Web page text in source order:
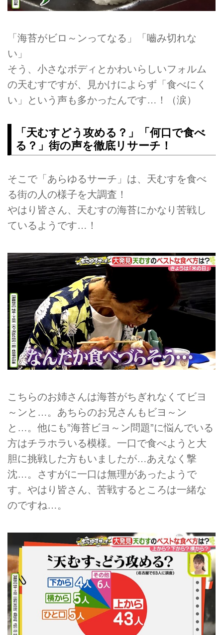
「海苔がビロ～ンってなる」「嚙み切れな
い」
そう、小さなボディとかわいらしいフォルム
の天むすですが、見かけによらず「食べにく
い」という声も多かったんです…！（涙）
「天むすどう攻める？」「何口で食べ
る？」街の声を徹底リサーチ！
そこで「あらゆるサーチ」は、天むすを食べ
る街の人の様子を大調査！
やはり皆さん、天むすの海苔にかなり苦戦し
ているようです…！
こちらのお姉さんは海苔がちぎれなくてビヨ
～ンと…。あちらのお兄さんもビヨ～ン
と…。他にも”海苔ビヨ～ン問題”に悩んでいる
方はチラホラいる模様。一口で食べようと大
胆に挑戦した方もいましたが…あえなく撃
沈…。さすがに一口は無理があったようで
す。やはり皆さん、苦戦するところは一緒な
のですね…。